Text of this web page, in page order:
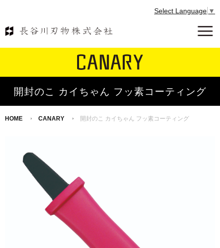
Select Language ▼
開封のこ カイちゃん フッ素コーティング
HOME CANARY 開封のこ カイちゃん フッ素コーティング